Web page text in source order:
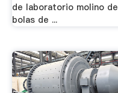
de laboratorio molino de
bolas de ...